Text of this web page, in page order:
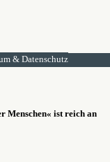
& Datenschutz
Menschen« ist reich an